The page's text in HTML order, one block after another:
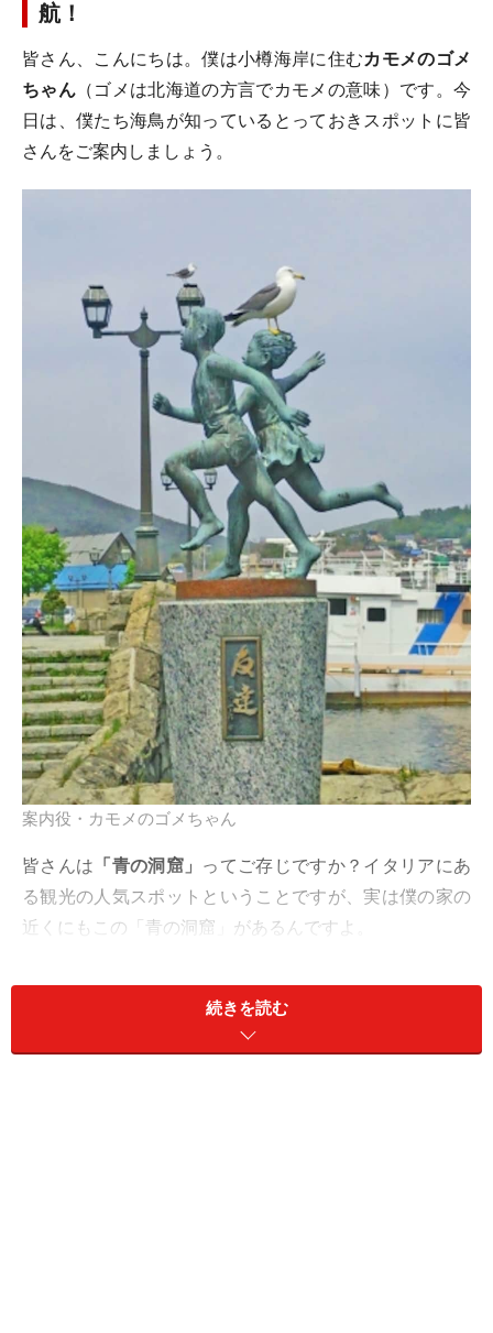
航！
皆さん、こんにちは。僕は小樽海岸に住むカモメのゴメ
ちゃん （ゴメは北海道の方言でカモメの意味）です。今
日は、僕たち海鳥が知っているとっておきスポットに皆
さんをご案内しましょう。
案内役・カモメのゴメちゃん
皆さんは 「青の洞窟」 ってご存じですか？イタリアにあ
る観光の人気スポットということですが、実は僕の家の
近くにもこの「青の洞窟」があるんですよ。
え、ぜひ行ってみたいって？じゃあ、これから僕と一緒
にひとっ飛び……、というわけにはいかないか。人間の皆
さんは飛べなかったんですよね。
続きを読む